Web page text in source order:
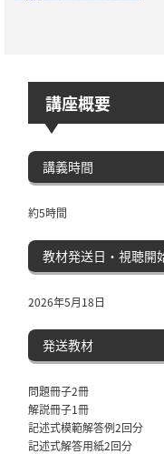
講座概要
講義時間
約5時間
教材発送日・視聴開
2026年5月18日
発送教材
問題冊子2冊
解説冊子1冊
記述式模範解答例2回分
記述式解答用紙2回分